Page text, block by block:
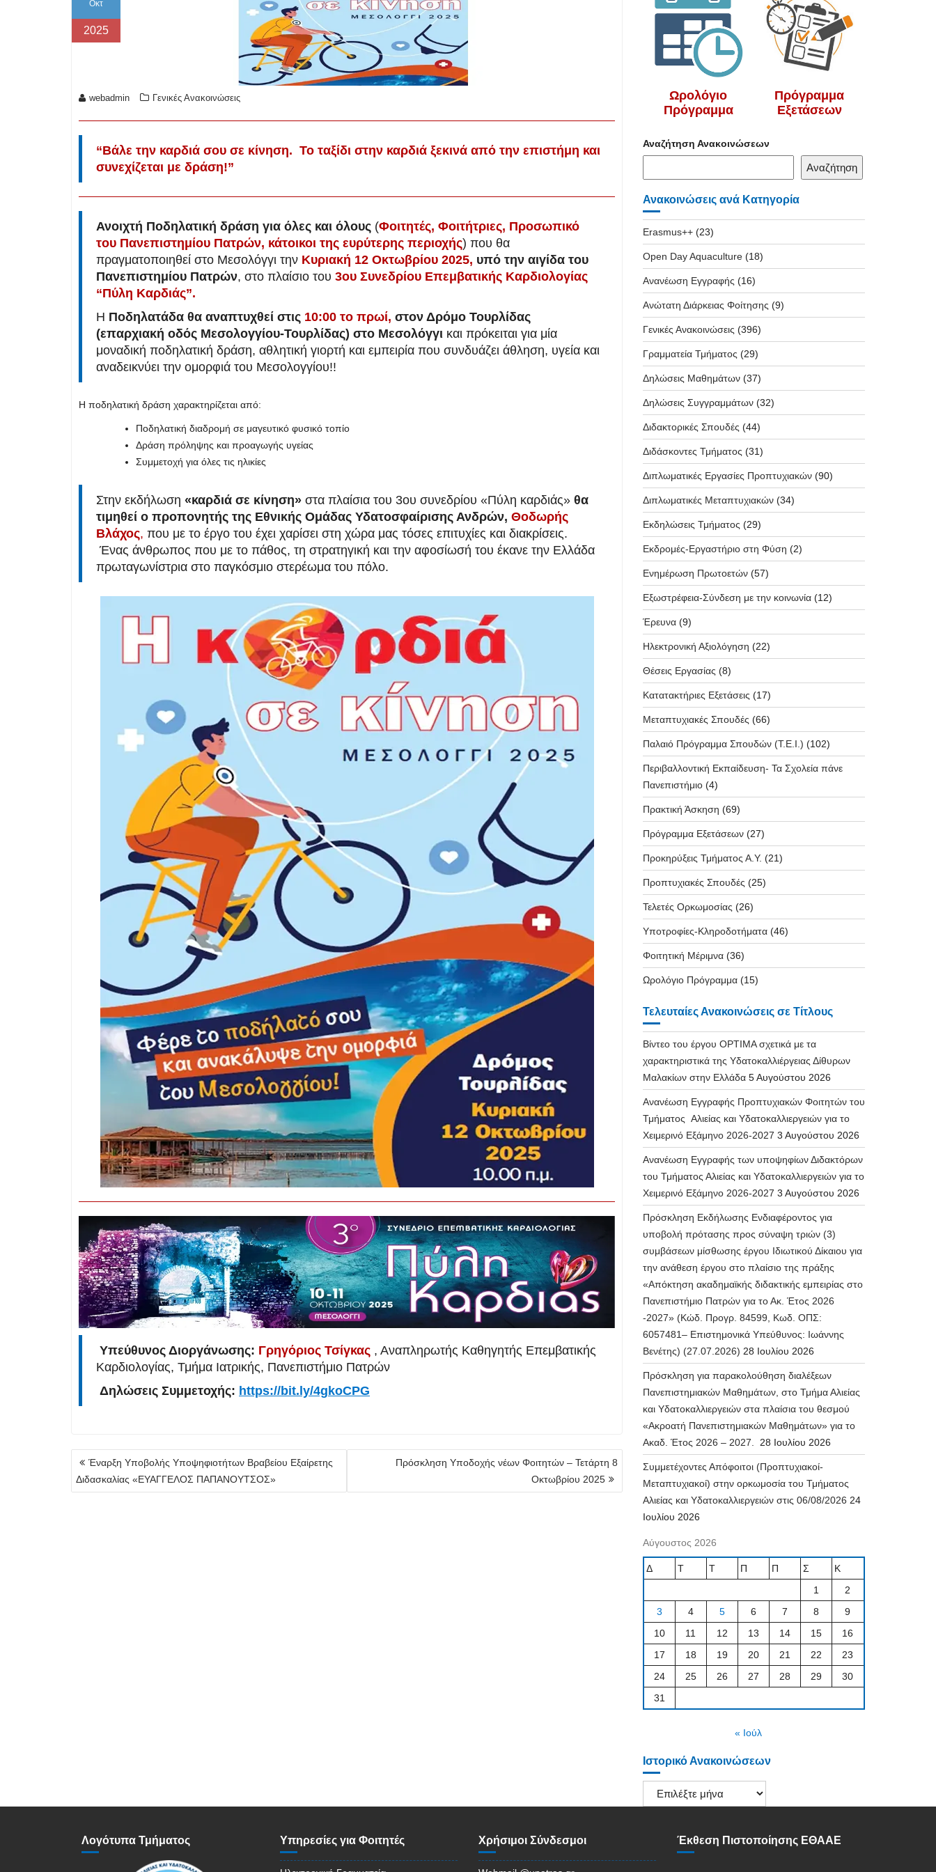
Οκτ
2025
webadmin Γενικές Ανακοινώσεις
“Βάλε την καρδιά σου σε κίνηση. Το ταξίδι στην καρδιά ξεκινά από την επιστήμη και
συνεχίζεται με δράση!”
Ανοιχτή Ποδηλατική δράση για όλες και όλους (Φοιτητές, Φοιτήτριες, Προσωπικό
του Πανεπιστημίου Πατρών, κάτοικοι της ευρύτερης περιοχής) που θα
πραγματοποιηθεί στο Μεσολόγγι την Κυριακή 12 Οκτωβρίου 2025, υπό την αιγίδα του
Πανεπιστημίου Πατρών, στο πλαίσιο του 3ου Συνεδρίου Επεμβατικής Καρδιολογίας
“Πύλη Καρδιάς”.
Η Ποδηλατάδα θα αναπτυχθεί στις 10:00 το πρωί, στον Δρόμο Τουρλίδας
(επαρχιακή οδός Μεσολογγίου-Τουρλίδας) στο Μεσολόγγι και πρόκειται για μία
μοναδική ποδηλατική δράση, αθλητική γιορτή και εμπειρία που συνδυάζει άθληση, υγεία και
αναδεικνύει την ομορφιά του Μεσολογγίου!!
Η ποδηλατική δράση χαρακτηρίζεται από:
Ποδηλατική διαδρομή σε μαγευτικό φυσικό τοπίο
Δράση πρόληψης και προαγωγής υγείας
Συμμετοχή για όλες τις ηλικίες
Στην εκδήλωση «καρδιά σε κίνηση» στα πλαίσια του 3ου συνεδρίου «Πύλη καρδιάς» θα
τιμηθεί ο προπονητής της Εθνικής Ομάδας Υδατοσφαίρισης Ανδρών, Θοδωρής
Βλάχος, που με το έργο του έχει χαρίσει στη χώρα μας τόσες επιτυχίες και διακρίσεις.
Ένας άνθρωπος που με το πάθος, τη στρατηγική και την αφοσίωσή του έκανε την Ελλάδα
πρωταγωνίστρια στο παγκόσμιο στερέωμα του πόλο.
Υπεύθυνος Διοργάνωσης: Γρηγόριος Τσίγκας , Αναπληρωτής Καθηγητής Επεμβατικής
Καρδιολογίας, Τμήμα Ιατρικής, Πανεπιστήμιο Πατρών
Δηλώσεις Συμμετοχής: https://bit.ly/4gkoCPG
Πλοήγηση
άρθρων
Έναρξη Υποβολής Υποψηφιοτήτων Βραβείου Εξαίρετης
Διδασκαλίας «ΕΥΑΓΓΕΛΟΣ ΠΑΠΑΝΟΥΤΣΟΣ»
Πρόσκληση Υποδοχής νέων Φοιτητών – Τετάρτη 8
Οκτωβρίου 2025
Ωρολόγιο
Πρόγραμμα
Πρόγραμμα
Εξετάσεων
Αναζήτηση Ανακοινώσεων
Αναζήτηση
Ανακοινώσεις ανά Κατηγορία
Erasmus++(23)
Open Day Aquaculture(18)
Ανανέωση Εγγραφής (16)
Ανώτατη Διάρκειας Φοίτησης (9)
Γενικές Ανακοινώσεις (396)
Γραμματεία Τμήματος (29)
Δηλώσεις Μαθημάτων(37)
Δηλώσεις Συγγραμμάτων(32)
Διδακτορικές Σπουδές (44)
Διδάσκοντες Τμήματος (31)
Διπλωματικές Εργασίες Προπτυχιακών(90)
Διπλωματικές Μεταπτυχιακών(34)
Εκδηλώσεις Τμήματος (29)
Εκδρομές-Εργαστήριο στη Φύση (2)
Ενημέρωση Πρωτοετών(57)
Εξωστρέφεια-Σύνδεση με την κοινωνία(12)
Έρευνα(9)
Ηλεκτρονική Αξιολόγηση (22)
Θέσεις Εργασίας (8)
Κατατακτήριες Εξετάσεις (17)
Μεταπτυχιακές Σπουδές (66)
Παλαιό Πρόγραμμα Σπουδών (T.E.I.) (102)
Περιβαλλοντική Εκπαίδευση- Τα Σχολεία πάνε
Πανεπιστήμιο(4)
Πρακτική Άσκηση (69)
Πρόγραμμα Εξετάσεων(27)
Προκηρύξεις Τμήματος Α.Υ. (21)
Προπτυχιακές Σπουδές (25)
Τελετές Ορκωμοσίας (26)
Υποτροφίες-Κληροδοτήματα(46)
Φοιτητική Μέριμνα(36)
Ωρολόγιο Πρόγραμμα(15)
Τελευταίες Ανακοινώσεις σε Τίτλους
Βίντεο του έργου OPTIMA σχετικά με τα
χαρακτηριστικά της Υδατοκαλλιέργειας Δίθυρων
Μαλακίων στην Ελλάδα 5 Αυγούστου 2026
Ανανέωση Εγγραφής Προπτυχιακών Φοιτητών του
Τμήματος Αλιείας και Υδατοκαλλιεργειών για το
Χειμερινό Εξάμηνο 2026-2027 3 Αυγούστου 2026
Ανανέωση Εγγραφής των υποψηφίων Διδακτόρων
του Τμήματος Αλιείας και Υδατοκαλλιεργειών για το
Χειμερινό Εξάμηνο 2026-2027 3 Αυγούστου 2026
Πρόσκληση Εκδήλωσης Ενδιαφέροντος για
υποβολή πρότασης προς σύναψη τριών (3)
συμβάσεων μίσθωσης έργου Ιδιωτικού Δίκαιου για
την ανάθεση έργου στο πλαίσιο της πράξης
«Απόκτηση ακαδημαϊκής διδακτικής εμπειρίας στο
Πανεπιστήμιο Πατρών για το Ακ. Έτος 2026
-2027» (Κώδ. Προγρ. 84599, Κωδ. ΟΠΣ:
6057481– Επιστημονικά Υπεύθυνος: Ιωάννης
Βενέτης) (27.07.2026) 28 Ιουλίου 2026
Πρόσκληση για παρακολούθηση διαλέξεων
Πανεπιστημιακών Μαθημάτων, στο Τμήμα Αλιείας
και Υδατοκαλλιεργειών στα πλαίσια του θεσμού
«Ακροατή Πανεπιστημιακών Μαθημάτων» για το
Ακαδ. Έτος 2026 – 2027. 28 Ιουλίου 2026
Συμμετέχοντες Απόφοιτοι (Προπτυχιακοί-
Μεταπτυχιακοί) στην ορκωμοσία του Τμήματος
Αλιείας και Υδατοκαλλιεργειών στις 06/08/2026 24
Ιουλίου 2026
Αύγουστος 2026
Δ Τ Τ Π Π Σ
Κ
1
2
3
4 5 6 7 8
9
10
11 12 13 14 15
16
17
18 19 20 21 22
23
24
25 26 27 28 29
30
31
« Ιούλ
Ιστορικό Ανακοινώσεων
Ιστορικό
Ανακοινώσεων
Λογότυπα Τμήματος Υπηρεσίες για Φοιτητές Χρήσιμοι Σύνδεσμοι Έκθεση Πιστοποίησης ΕΘΑΑΕ